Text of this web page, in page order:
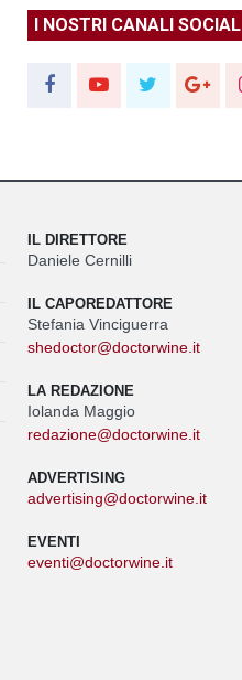
I NOSTRI CANALI SOCIAL
IL DIRETTORE
Daniele Cernilli
IL CAPOREDATTORE
Stefania Vinciguerra
shedoctor@doctorwine.it
LA REDAZIONE
Iolanda Maggio
redazione@doctorwine.it
ADVERTISING
advertising@doctorwine.it
EVENTI
eventi@doctorwine.it